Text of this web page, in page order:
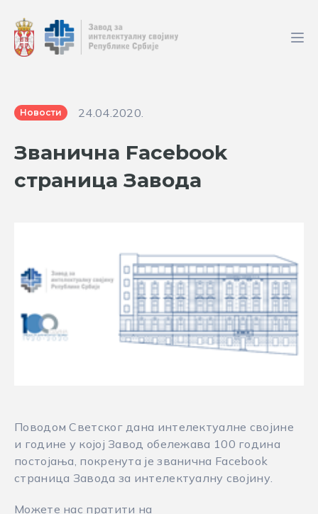
Новости 24.04.2020.
Званична Facebook
страница Завода
Поводом Светског дана интелектуалне својине
и године у којој Завод обележава 100 година
постојања, покренута је званична Facebook
страница Завода за интелектуалну својину.
Можете нас пратити на